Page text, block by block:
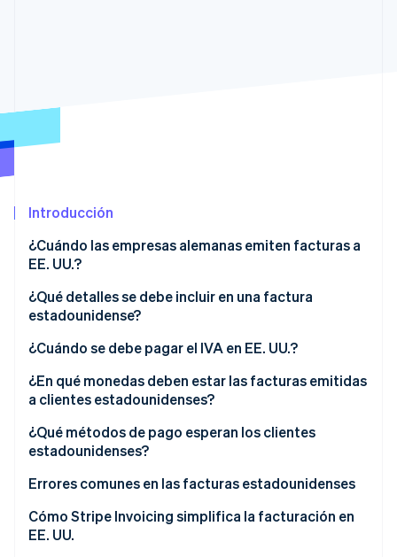
Introducción
¿Cuándo las empresas alemanas emiten facturas a
EE. UU.?
¿Qué detalles se debe incluir en una factura
estadounidense?
¿Cuándo se debe pagar el IVA en EE. UU.?
¿Qué es el procedimiento de inversión del sujeto
pasivo?
¿En qué monedas deben estar las facturas emitidas
a clientes estadounidenses?
Facturas en USD
¿Qué métodos de pago esperan los clientes
estadounidenses?
ACH
Tarjetas de crédito
Errores comunes en las facturas estadounidenses
Cómo Stripe Invoicing simplifica la facturación en
EE. UU.